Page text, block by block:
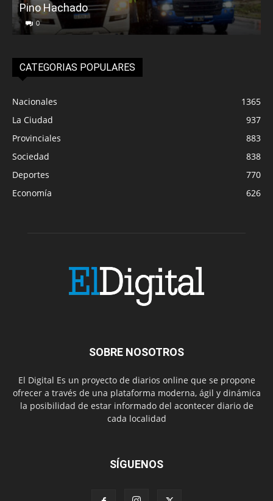
Pino Hachado
0
CATEGORIAS POPULARES
Nacionales
1365
La Ciudad
937
Provinciales
883
Sociedad
838
Deportes
770
Economía
626
SOBRE NOSOTROS
El Digital Es un proyecto de diarios online que se propone
ofrecer a través de una plataforma moderna, ágil y dinámica
la posibilidad de estar informado del acontecer diario de
cada localidad
SÍGUENOS